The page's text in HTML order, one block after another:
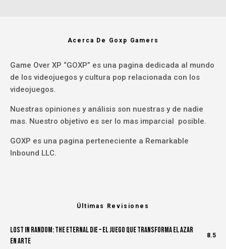
Acerca De Goxp Gamers
Game Over XP “GOXP” es una pagina dedicada al mundo
de los videojuegos y cultura pop relacionada con los
videojuegos.
Nuestras opiniones y análisis son nuestras y de nadie
mas. Nuestro objetivo es ser lo mas imparcial posible.
GOXP es una pagina perteneciente a Remarkable
Inbound LLC.
Últimas Revisiones
Lost in Random: The Eternal Die – El Juego Que Transforma el Azar
en Arte
8.5